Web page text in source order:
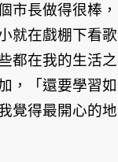
市長做得很棒
就在戲棚下看
都在我的生活
，「還要學習
覺得最開心的地